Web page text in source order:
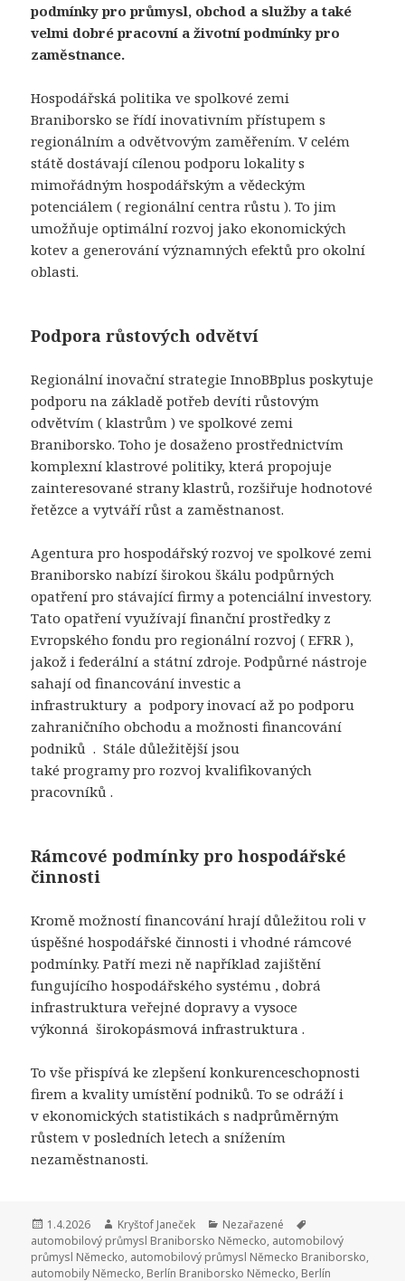
podmínky pro průmysl, obchod a služby a také
velmi dobré pracovní a životní podmínky pro
zaměstnance.
Hospodářská politika ve spolkové zemi
Braniborsko se řídí inovativním přístupem s
regionálním a odvětvovým zaměřením. V celém
státě dostávají cílenou podporu lokality s
mimořádným hospodářským a vědeckým
potenciálem (regionální centra růstu ). To jim
umožňuje optimální rozvoj jako ekonomických
kotev a generování významných efektů pro okolní
oblasti.
Podpora růstových odvětví
Regionálníinovační strategie InnoBBplus poskytuje
podporu na základě potřeb devíti růstovým
odvětvím (klastrům ) ve spolkové zemi
Braniborsko. Toho je dosaženo prostřednictvím
komplexní klastrové politiky, která propojuje
zainteresované strany klastrů, rozšiřuje hodnotové
řetězce a vytváří růst a zaměstnanost.
Agenturapro hospodářský rozvoj ve spolkové zemi
Braniborsko nabízí širokou škálu podpůrných
opatření pro stávající firmy a potenciální investory.
Tato opatření využívají finanční prostředky z
Evropského fondu pro regionální rozvoj (EFRR ),
jakož i federální a státní zdroje. Podpůrné nástroje
sahají odfinancování investic a
infrastrukturyapodpory inovací až po podporu
zahraničního obchodu a možnosti financování
podniků . Stále důležitější jsou
taképrogramyprorozvoj kvalifikovaných
pracovníků .
Rámcové podmínky pro hospodářské
činnosti
Kromě možností financování hrají důležitou roli v
úspěšné hospodářské činnosti i vhodné rámcové
podmínky. Patří mezi ně například zajištění
fungujícíhohospodářského systému , dobrá
infrastruktura veřejné dopravy a vysoce
výkonnáširokopásmová infrastruktura .
To vše přispívá ke zlepšení konkurenceschopnosti
firem a kvality umístění podniků. To se odráží i
vekonomických statistikách s nadprůměrným
růstem v posledních letech a snížením
nezaměstnanosti.
Publikováno:
1.4.2026 Autor:
Kryštof Janeček Rubriky:
Nezařazené
automobilový průmysl Braniborsko Německo, automobilový
průmysl Německo, automobilový průmysl Německo Braniborsko,
automobily Německo, Berlín Braniborsko Německo, Berlín